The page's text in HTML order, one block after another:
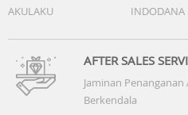
- Kapasitas: 5000mAh
- Jenis Pengisian Daya: Super
Wireless Charging 2.0,
Ketangguhan
AKULAKU
INDODANA
AFTER SALES
Jaminan
Berkendala